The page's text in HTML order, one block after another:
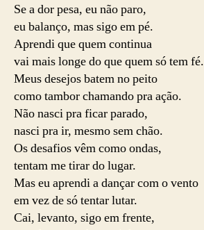
Se a dor pesa, eu não paro,
eu balanço, mas sigo em pé.
Aprendi que quem continua
vai mais longe do que quem só tem fé.
Meus desejos batem no peito
como tambor chamando pra ação.
Não nasci pra ficar parado,
nasci pra ir, mesmo sem chão.
Os desafios vêm como ondas,
tentam me tirar do lugar.
Mas eu aprendi a dançar com o vento
em vez de só tentar lutar.
Cai, levanto, sigo em frente,